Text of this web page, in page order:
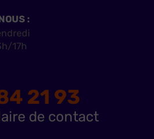
:
17h
21 93
de contact